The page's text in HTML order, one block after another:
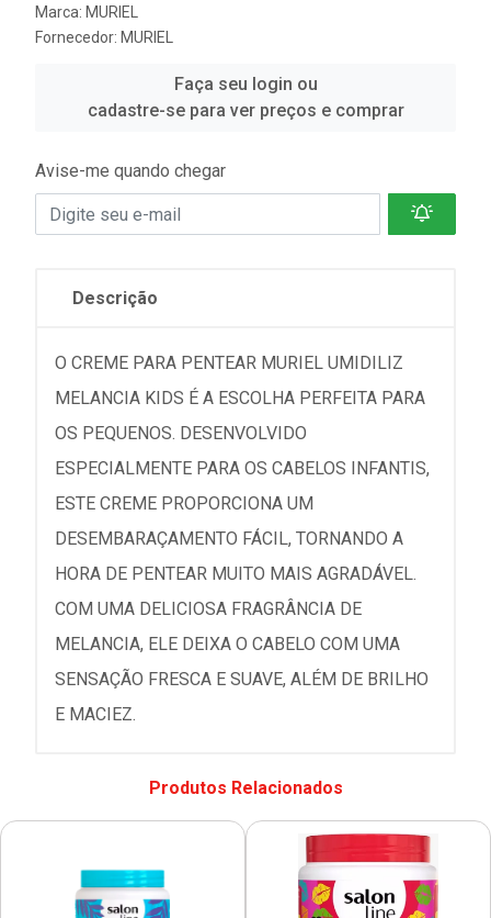
Marca: MURIEL
Fornecedor: MURIEL
Faça seu login ou
cadastre-se para ver preços e comprar
Avise-me quando chegar
Descrição
O CREME PARA PENTEAR MURIEL UMIDILIZ
MELANCIA KIDS É A ESCOLHA PERFEITA PARA
OS PEQUENOS. DESENVOLVIDO
ESPECIALMENTE PARA OS CABELOS INFANTIS,
ESTE CREME PROPORCIONA UM
DESEMBARAÇAMENTO FÁCIL, TORNANDO A
HORA DE PENTEAR MUITO MAIS AGRADÁVEL.
COM UMA DELICIOSA FRAGRÂNCIA DE
MELANCIA, ELE DEIXA O CABELO COM UMA
SENSAÇÃO FRESCA E SUAVE, ALÉM DE BRILHO
E MACIEZ.
Produtos Relacionados